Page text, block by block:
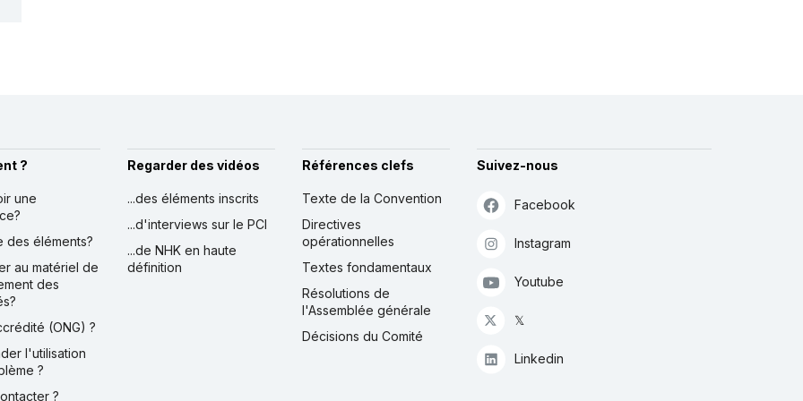
?
une
des éléments?
au matériel de
des
(ONG) ?
l'utilisation
?
?
Regarder des vidéos
...des éléments inscrits
...d'interviews sur le PCI
...de NHK en haute
définition
Références clefs
Texte de la Convention
Directives
opérationnelles
Textes fondamentaux
Résolutions de
l'Assemblée générale
Décisions du Comité
Suivez-nous
Facebook
Instagram
Youtube
𝕏
Linkedin